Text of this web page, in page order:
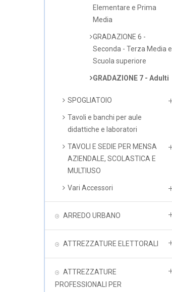
Elementare e Prima
Media
GRADAZIONE 6 -
Seconda - Terza Media e
Scuola superiore
GRADAZIONE 7 - Adulti
SPOGLIATOIO
Tavoli e banchi per aule
didattiche e laboratori
TAVOLI E SEDIE PER MENSA
AZIENDALE, SCOLASTICA E
MULTIUSO
Vari Accessori
ARREDO URBANO
ATTREZZATURE ELETTORALI
ATTREZZATURE
PROFESSIONALI PER